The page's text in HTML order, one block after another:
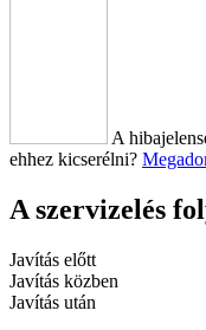
A
ehhez kicserélni?
A szervizelés
Javítás előtt
Javítás közben
Javítás után